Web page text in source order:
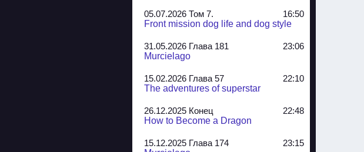
05.07.2026 Том 7.
16:50
Front mission dog life and dog style
31.05.2026 Глава 181
23:06
Murcielago
15.02.2026 Глава 57
22:10
The adventures of superstar
26.12.2025 Конец
22:48
How to Become a Dragon
15.12.2025 Глава 174
23:15